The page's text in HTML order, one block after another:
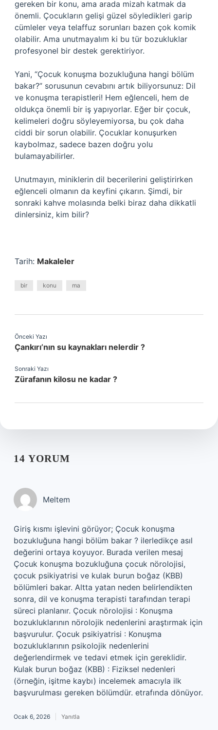
gereken bir konu, ama arada mizah katmak da
önemli. Çocukların gelişi güzel söyledikleri garip
cümleler veya telaffuz sorunları bazen çok komik
olabilir. Ama unutmayalım ki bu tür bozukluklar
profesyonel bir destek gerektiriyor.
Yani, “Çocuk konuşma bozukluğuna hangi bölüm
bakar?” sorusunun cevabını artık biliyorsunuz: Dil
ve konuşma terapistleri! Hem eğlenceli, hem de
oldukça önemli bir iş yapıyorlar. Eğer bir çocuk,
kelimeleri doğru söyleyemiyorsa, bu çok daha
ciddi bir sorun olabilir. Çocuklar konuşurken
kaybolmaz, sadece bazen doğru yolu
bulamayabilirler.
Unutmayın, miniklerin dil becerilerini geliştirirken
eğlenceli olmanın da keyfini çıkarın. Şimdi, bir
sonraki kahve molasında belki biraz daha dikkatli
dinlersiniz, kim bilir?
Tarih: Makaleler
bir konu ma
Önceki Yazı
Çankırı’nın su kaynakları nelerdir ?
Sonraki Yazı
Zürafanın kilosu ne kadar ?
14 YORUM
Meltem
Giriş kısmı işlevini görüyor; Çocuk konuşma
bozukluğuna hangi bölüm bakar ? ilerledikçe asıl
değerini ortaya koyuyor. Burada verilen mesaj
Çocuk konuşma bozukluğuna çocuk nörolojisi,
çocuk psikiyatrisi ve kulak burun boğaz (KBB)
bölümleri bakar. Altta yatan neden belirlendikten
sonra, dil ve konuşma terapisti tarafından terapi
süreci planlanır. Çocuk nörolojisi : Konuşma
bozukluklarının nörolojik nedenlerini araştırmak için
başvurulur. Çocuk psikiyatrisi : Konuşma
bozukluklarının psikolojik nedenlerini
değerlendirmek ve tedavi etmek için gereklidir.
Kulak burun boğaz (KBB) : Fiziksel nedenleri
(örneğin, işitme kaybı) incelemek amacıyla ilk
başvurulması gereken bölümdür. etrafında dönüyor.
Ocak 6, 2026 Yanıtla